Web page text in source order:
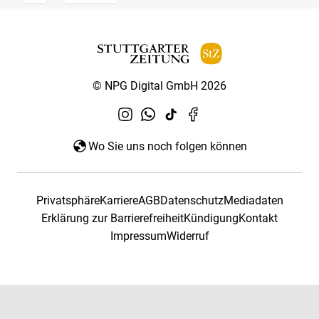
© NPG Digital GmbH 2026
Wo Sie uns noch folgen können
PrivatsphäreKarriereAGBDatenschutzMediadaten
Erklärung zur BarrierefreiheitKündigungKontakt
ImpressumWiderruf